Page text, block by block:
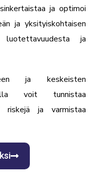
ja optimoi
ja yksityiskohtaisen
luotettavuudesta ja
ja keskeisten
voit tunnistaa
riskejä ja varmistaa